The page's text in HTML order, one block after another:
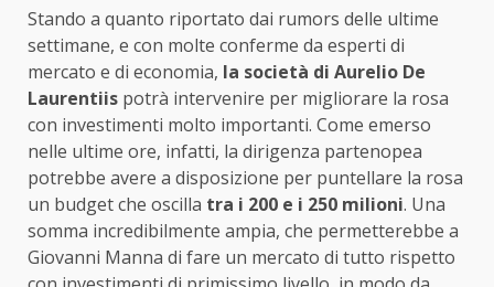
Stando a quanto riportato dai rumors delle ultime
settimane, e con molte conferme da esperti di
mercato e di economia, la società di Aurelio De
Laurentiis potrà intervenire per migliorare la rosa
con investimenti molto importanti. Come emerso
nelle ultime ore, infatti, la dirigenza partenopea
potrebbe avere a disposizione per puntellare la rosa
un budget che oscilla tra i 200 e i 250 milioni. Una
somma incredibilmente ampia, che permetterebbe a
Giovanni Manna di fare un mercato di tutto rispetto